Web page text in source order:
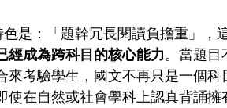
是：「題幹冗長閱讀負擔重」，
經成為跨科目的核心能力。當題目
考驗學生，國文不再只是一個科
在自然或社會學科上認真背誦擁